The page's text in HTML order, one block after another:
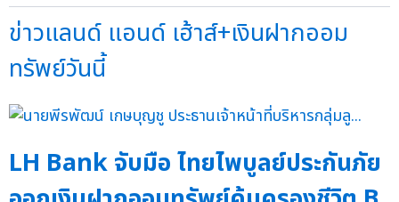
ข่าวแลนด์ แอนด์ เฮ้าส์+เงินฝากออม
ทรัพย์วันนี้
LH Bank จับมือ ไทยไพบูลย์ประกันภัย